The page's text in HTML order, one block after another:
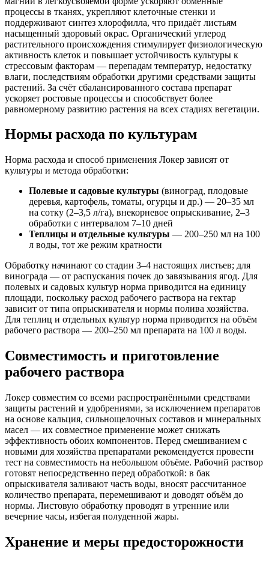
процессы в тканях, укрепляют клеточные стенки и
поддерживают синтез хлорофилла, что придаёт листьям
насыщенный здоровый окрас. Органический углерод
растительного происхождения стимулирует физиологическую
активность клеток и повышает устойчивость культуры к
стрессовым факторам — перепадам температур, недостатку
влаги, последствиям обработки другими средствами защиты
растений. За счёт сбалансированного состава препарат
ускоряет ростовые процессы и способствует более
равномерному развитию растения на всех стадиях вегетации.
Нормы расхода по культурам
Норма расхода и способ применения Локер зависят от
культуры и метода обработки:
Полевые и садовые культуры (виноград, плодовые
деревья, картофель, томаты, огурцы и др.) — 20–35 мл
на сотку (2–3,5 л/га), внекорневое опрыскивание, 2–3
обработки с интервалом 7–10 дней
Теплицы и отдельные культуры — 200–250 мл на 100
л воды, тот же режим кратности
Обработку начинают со стадии 3–4 настоящих листьев; для
винограда — от распускания почек до завязывания ягод. Для
полевых и садовых культур норма приводится на единицу
площади, поскольку расход рабочего раствора на гектар
зависит от типа опрыскивателя и нормы полива хозяйства.
Для теплиц и отдельных культур норма приводится на объём
рабочего раствора — 200–250 мл препарата на 100 л воды.
Совместимость и приготовление
рабочего раствора
Локер совместим со всеми распространёнными средствами
защиты растений и удобрениями, за исключением препаратов
на основе кальция, сильнощелочных составов и минеральных
масел — их совместное применение может снижать
эффективность обоих компонентов. Перед смешиванием с
новыми для хозяйства препаратами рекомендуется провести
тест на совместимость на небольшом объёме. Рабочий раствор
готовят непосредственно перед обработкой: в бак
опрыскивателя заливают часть воды, вносят рассчитанное
количество препарата, перемешивают и доводят объём до
нормы. Листовую обработку проводят в утренние или
вечерние часы, избегая полуденной жары.
Хранение и меры предосторожности